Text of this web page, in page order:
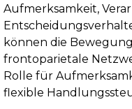
Aufmerksamkeit,
können die
frontoparietale
Rolle für
flexible